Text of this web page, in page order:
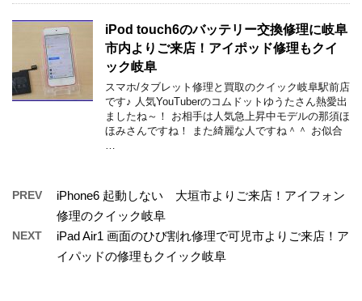
iPod touch6のバッテリー交換修理に岐阜
市内よりご来店！アイポッド修理もクイ
ック岐阜
スマホ/タブレット修理と買取のクイック岐阜駅前店
です♪ 人気YouTuberのコムドットゆうたさん熱愛出
ましたね～！ お相手は人気急上昇中モデルの那須ほ
ほみさんですね！ また綺麗な人ですね＾＾ お似合
PREV
iPhone6 起動しない 大垣市よりご来店！アイフォン
修理のクイック岐阜
NEXT
iPad Air1 画面のひび割れ修理で可児市よりご来店！ア
イパッドの修理もクイック岐阜